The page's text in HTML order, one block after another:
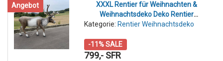
Angebot
XXXL Rentier für Weihnachten &
Weihnachtsdeko Deko Rentier
lebensgross
Kategorie: Rentier Weihnachtsdeko
-11% SALE
799,- SFR